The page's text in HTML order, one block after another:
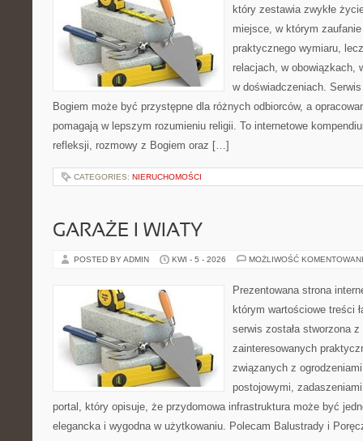
który zestawia zwykłe
miejsce, w którym
praktycznego wymiaru,
relacjach, w obowiązkach,
w doświadczeniach.
Bogiem może być przystępne dla różnych odbiorców, a
pomagają w lepszym rozumieniu religii. To internetowe
refleksji, rozmowy z Bogiem oraz […]
CATEGORIES: NIERUCHOMOŚCI
GARAŻE I WIATY
POSTED BY ADMIN KWI - 5 - 2026 MOŻLIWOŚĆ
Prezentowana strona
którym wartościowe treści
serwis została stworzona
zainteresowanych
związanych z
postojowymi,
portal, który opisuje, że przydomowa infrastruktura może być
elegancka i wygodna w użytkowaniu. Polecam Balustrady i